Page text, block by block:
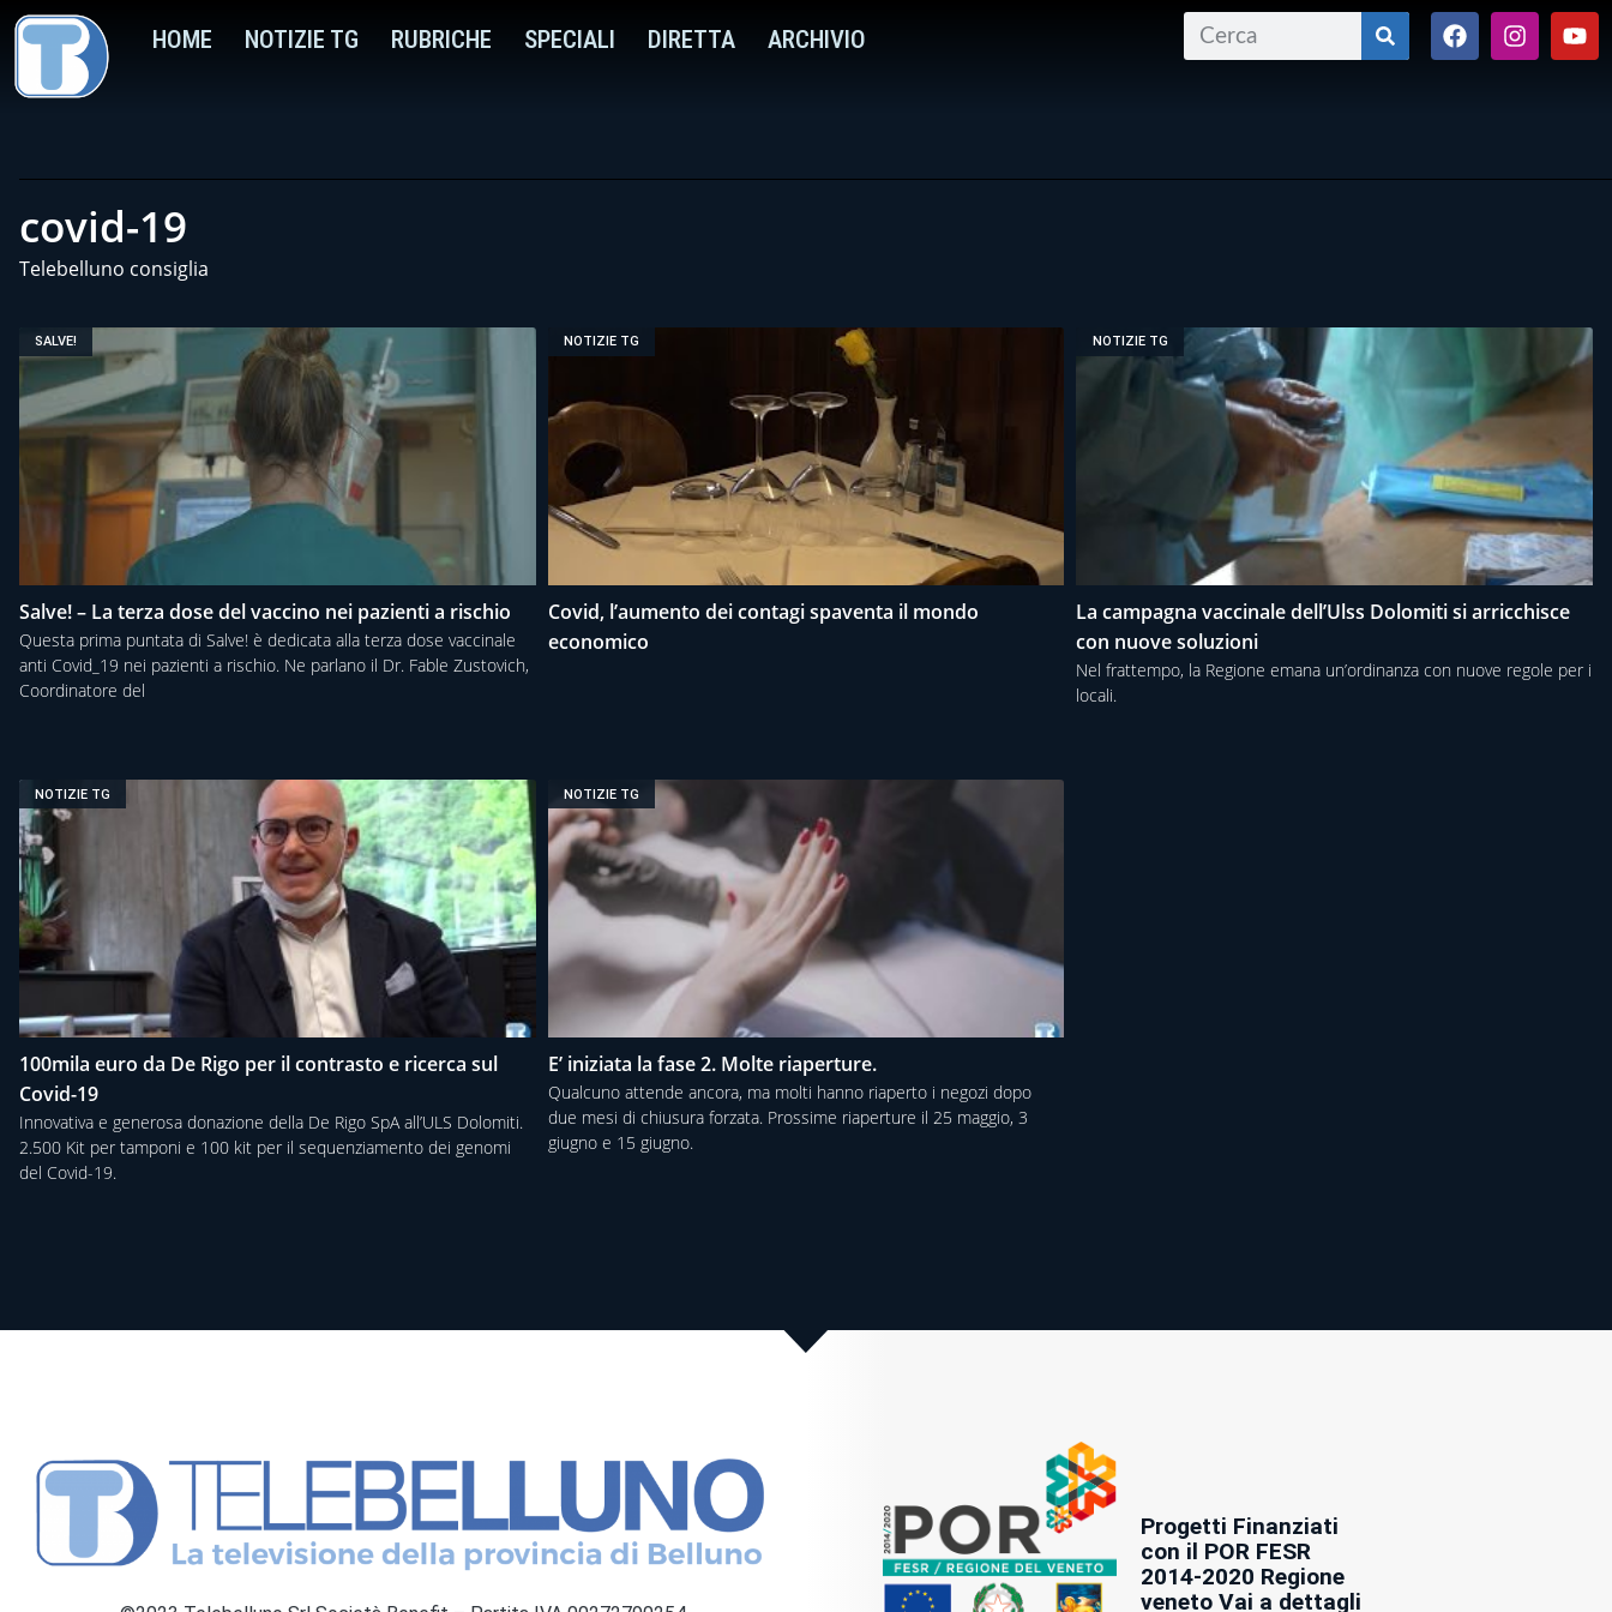
HOME NOTIZIE TG RUBRICHE SPECIALI DIRETTA ARCHIVIO
covid-19
Telebelluno consiglia
SALVE!
Salve! – La terza dose del vaccino nei pazienti a rischio
Questa prima puntata di Salve! è dedicata alla terza dose vaccinale
anti Covid_19 nei pazienti a rischio. Ne parlano il Dr. Fable Zustovich,
Coordinatore del
NOTIZIE TG
Covid, l’aumento dei contagi spaventa il mondo
economico
NOTIZIE TG
La campagna vaccinale dell’Ulss Dolomiti si arricchisce
con nuove soluzioni
Nel frattempo, la Regione emana un’ordinanza con nuove regole per i
locali.
NOTIZIE TG
100mila euro da De Rigo per il contrasto e ricerca sul
Covid-19
Innovativa e generosa donazione della De Rigo SpA all’ULS Dolomiti.
2.500 Kit per tamponi e 100 kit per il sequenziamento dei genomi
del Covid-19.
NOTIZIE TG
E’ iniziata la fase 2. Molte riaperture.
Qualcuno attende ancora, ma molti hanno riaperto i negozi dopo
due mesi di chiusura forzata. Prossime riaperture il 25 maggio, 3
giugno e 15 giugno.
Progetti Finanziati
con il POR FESR
2014-2020 Regione
veneto Vai a dettagli